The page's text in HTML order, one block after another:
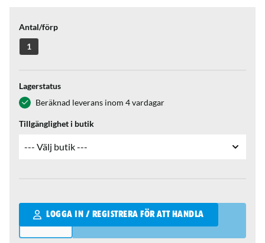
Antal/förp
1
Lagerstatus
Beräknad leverans inom 4 vardagar
Tillgänglighet i butik
LOGGA IN / REGISTRERA FÖR ATT HANDLA
Qantity